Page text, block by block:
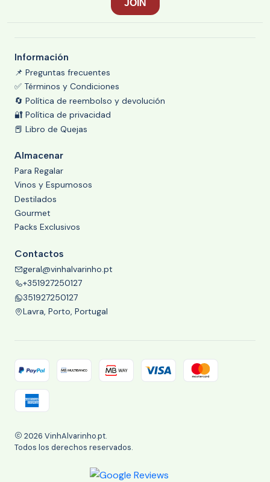
Información
📌 Preguntas frecuentes
✅ Términos y Condiciones
🔄 Política de reembolso y devolución
🔐 Política de privacidad
📕 Libro de Quejas
Almacenar
Para Regalar
Vinos y Espumosos
Destilados
Gourmet
Packs Exclusivos
Contactos
geral@vinhalvarinho.pt
+351927250127
351927250127
Lavra, Porto, Portugal
2026 VinhAlvarinho.pt.
Todos los derechos reservados.